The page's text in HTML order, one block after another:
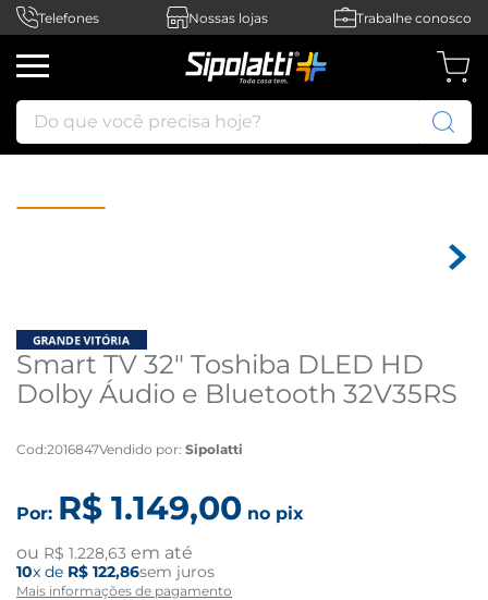
Telefones Nossas lojas Trabalhe conosco
Do que você precisa hoje?
Smart TV 32" Toshiba DLED HD
Dolby Áudio e Bluetooth 32V35RS
Cod:2016847Vendido por: Sipolatti
Por: R$ 1.149,00 no pix
ou R$ 1.228,63 em até
10x de R$ 122,86sem juros
Mais informações de pagamento